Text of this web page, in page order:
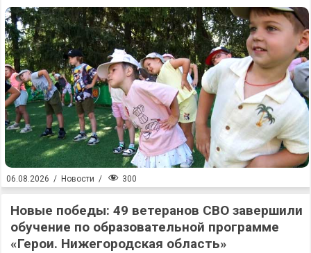
06.08.2026 / Новости / 300
Новые победы: 49 ветеранов СВО завершили
обучение по образовательной программе
«Герои. Нижегородская область»